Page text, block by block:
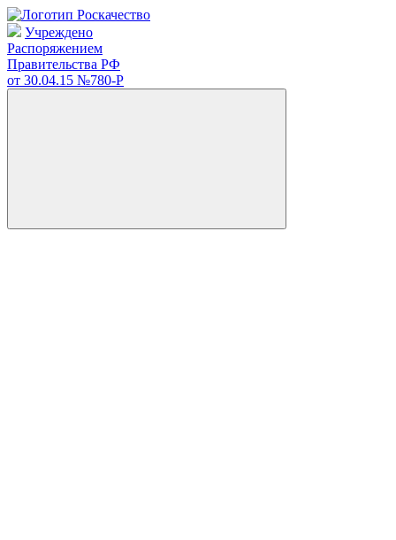
Учреждено
Распоряжением
Правительства РФ
от 30.04.15 №780-Р